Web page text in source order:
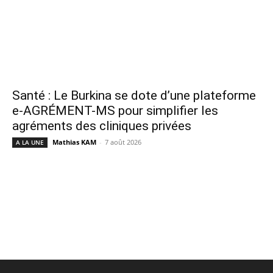
Santé : Le Burkina se dote d’une plateforme
e-AGRÉMENT-MS pour simplifier les
agréments des cliniques privées
A LA UNE Mathias KAM - 7 août 2026